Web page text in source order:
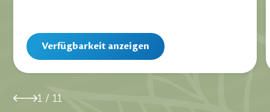
Verfügbarkeit anzeigen
1 / 11